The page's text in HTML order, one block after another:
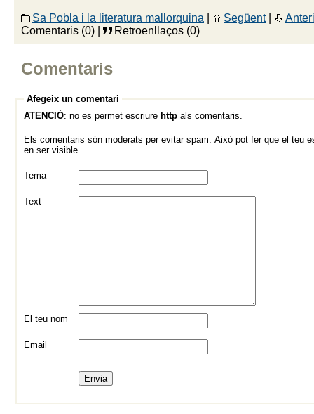
Sa Pobla i la literatura mallorquina Següent|
Comentaris (0) |
Retroenllaços (0)
Comentaris
Afegeix un comentari
ATENCIÓ: no es permet escriure http als comentaris.
Els comentaris són moderats per evitar spam. Això pot fer que el teu
en ser visible.
Tema
Text
El teu nom
Email